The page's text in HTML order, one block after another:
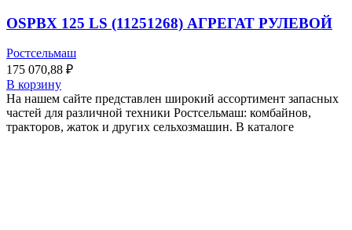
OSPBX 125 LS (11251268) АГРЕГАТ РУЛЕВОЙ
Ростсельмаш
175 070,88 ₽
В корзину
На нашем сайте представлен широкий ассортимент запасных
частей для различной техники Ростсельмаш: комбайнов,
тракторов, жаток и других сельхозмашин. В каталоге